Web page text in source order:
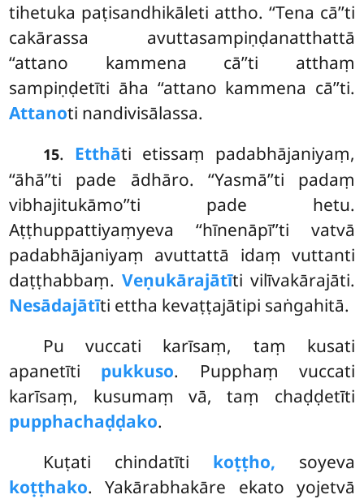
tihetuka paṭisandhikāleti attho. ‘‘Tena cā’’ti
cakārassa avuttasampiṇḍanatthattā
‘‘attano kammena cā’’ti atthaṃ
sampiṇḍetīti āha ‘‘attano kammena cā’’ti.
Attanoti nandivisālassa.
15. Etthāti etissaṃ padabhājaniyaṃ,
‘‘āhā’’ti pade ādhāro. ‘‘Yasmā’’ti padaṃ
vibhajitukāmo’’ti pade hetu.
Aṭṭhuppattiyaṃyeva ‘‘hīnenāpī’’ti vatvā
padabhājaniyaṃ avuttattā idaṃ vuttanti
daṭṭhabbaṃ. Veṇukārajātīti vilīvakārajāti.
Nesādajātīti ettha kevaṭṭajātipi saṅgahitā.
Pu vuccati karīsaṃ, taṃ kusati
apanetīti pukkuso. Pupphaṃ vuccati
karīsaṃ, kusumaṃ vā, taṃ chaḍḍetīti
pupphachaḍḍako.
Kuṭati chindatīti koṭṭho, soyeva
koṭṭhako. Yakārabhakāre ekato yojetvā